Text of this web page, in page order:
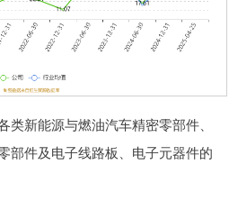
新能源与燃油汽车精密零部件、
部件及电子线路板、电子元器件的